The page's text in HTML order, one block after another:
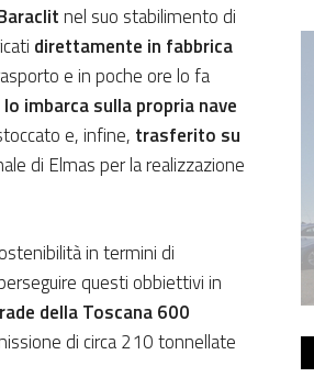
nel suo stabilimento di
direttamente in fabbrica
e in poche ore lo fa
lo imbarca sulla propria nave
e, infine, trasferito su
di Elmas per la realizzazione
in termini di
questi obbiettivi in
della Toscana 600
di circa 210 tonnellate